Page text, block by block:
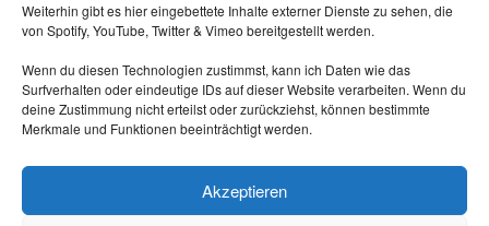
Weiterhin gibt es hier eingebettete Inhalte externer Dienste zu sehen, die
von Spotify, YouTube, Twitter & Vimeo bereitgestellt werden.
Wenn du diesen Technologien zustimmst, kann ich Daten wie das
Surfverhalten oder eindeutige IDs auf dieser Website verarbeiten. Wenn du
deine Zustimmung nicht erteilst oder zurückziehst, können bestimmte
Merkmale und Funktionen beeinträchtigt werden.
Akzeptieren
https://nrw.social/@laberbla